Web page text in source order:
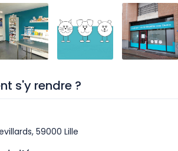
s'y rendre ?
59000 Lille